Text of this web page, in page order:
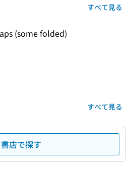
すべて見る
(some folded)
すべて見る
書店で探す